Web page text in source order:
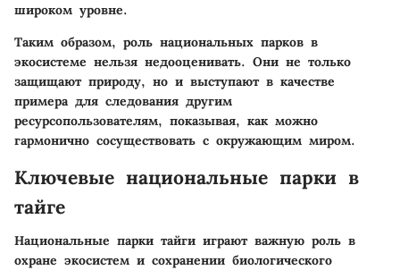
широком уровне.
Таким образом, роль национальных парков в
экосистеме нельзя недооценивать. Они не только
защищают природу, но и выступают в качестве
примера для следования другим
ресурсопользователям, показывая, как можно
гармонично сосуществовать с окружающим миром.
Ключевые национальные парки в
тайге
Национальные парки тайги играют важную роль в
охране экосистем и сохранении биологического